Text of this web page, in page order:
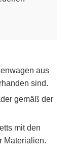
aus
sind.
gemäß der
mit den
Materialien.